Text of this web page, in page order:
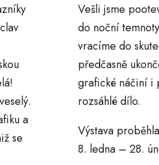
a
se
Vešli jsme
do noční
vracíme do
předčasně
grafické náčiní i
rozsáhlé dílo.
Výstava
8. ledna – 28.